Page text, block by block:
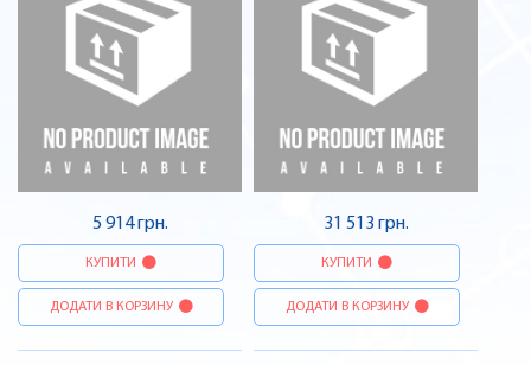
5 914 грн.
КУПИТИ
ДОДАТИ В КОРЗИНУ
31 513 грн.
КУПИТИ
ДОДАТИ В КОРЗИНУ